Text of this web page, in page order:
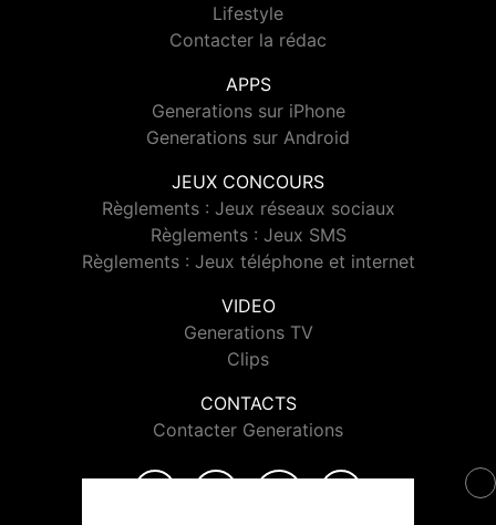
Lifestyle
Contacter la rédac
APPS
Generations sur iPhone
Generations sur Android
JEUX CONCOURS
Règlements : Jeux réseaux sociaux
Règlements : Jeux SMS
Règlements : Jeux téléphone et internet
VIDEO
Generations TV
Clips
CONTACTS
Contacter Generations